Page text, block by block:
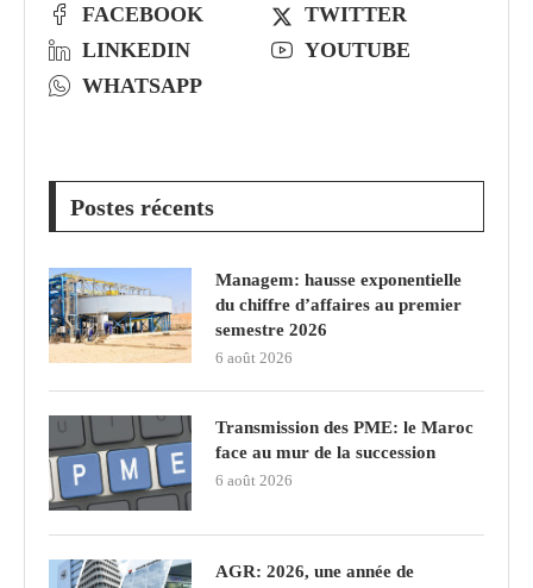
FACEBOOK
TWITTER
LINKEDIN
YOUTUBE
WHATSAPP
Postes récents
Managem: hausse exponentielle
du chiffre d’affaires au premier
semestre 2026
6 août 2026
Transmission des PME: le Maroc
face au mur de la succession
6 août 2026
AGR: 2026, une année de